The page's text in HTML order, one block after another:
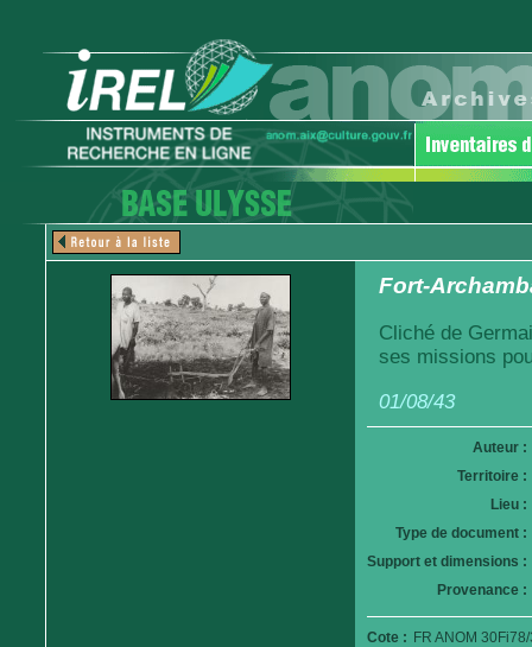
Fort-
Cliché de
ses missions
01/08/43
Auteur :
Territoire :
Lieu :
Type de document :
Support et dimensions :
Provenance :
Cote : FR ANOM